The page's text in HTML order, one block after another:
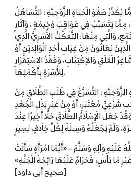
يُكَدِّرُ صَفْوَ الْحَيَاةِ الزَّوْجِيَّةِ : التَّسَاهُلُ
مِمَّا يَتَسَبَّبُ فِي عَوَاقِبَ وَخِيمَةٍ ، وَآثَارٍ
وَالَّتِي مِنْهَا: التَّفَكُّكُ الأُسَرِيُّ الَّذِي
يُعَانُونَ مِنْ غِيَابِ أَحَدِ الْوَالِدَيْنِ أَوْ
الْقَلَقِ وَالاِكْتِئَابِ، وَفَقْدُ الاسْتِقْرَارِ
لِلأُسْرَةِ بِأَكْمَلِهَا.
الزَّوْجِيَّةِ : التَّسَرُّعُ فِي طَلَبِ الطَّلَاقِ مِنْ
شَرْعِيٍّ مُعْتَبَرٍ، أَوْ مِنْ غَيْرِ بَذْلِ الْجُهْدِ
جَعَلَ الْإِسْلَامُ الطَّلَاقَ حَلًّا أَخِيرًا عِنْدَ
عَلَيْهِ وِآلِهِ وَسَلَّمَ – «أَيُّمَا امْرَأَةٍ سَأَلَتْ
مَا بَأْسٍ، فَحَرَامٌ عَلَيْهَا رَائِحَةُ الْجَنَّةِ»
[صحيح أبي داود]